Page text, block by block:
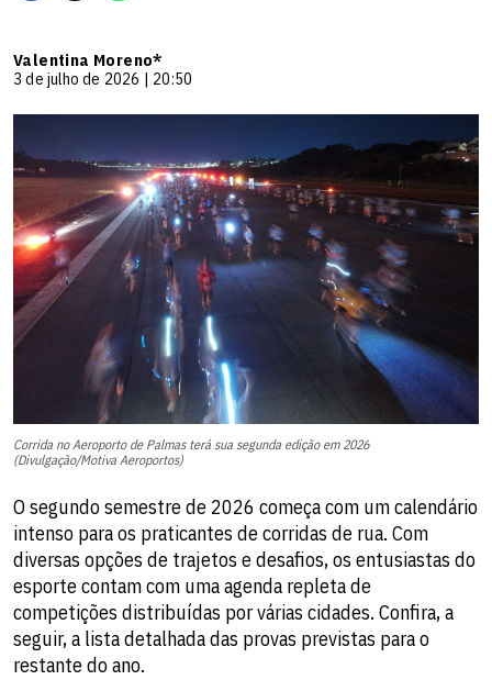
Valentina Moreno*
3 de julho de 2026 | 20:50
Corrida no Aeroporto de Palmas terá sua segunda edição em 2026
(Divulgação/Motiva Aeroportos)
O segundo semestre de 2026 começa com um calendário
intenso para os praticantes de corridas de rua. Com
diversas opções de trajetos e desafios, os entusiastas do
esporte contam com uma agenda repleta de
competições distribuídas por várias cidades. Confira, a
seguir, a lista detalhada das provas previstas para o
restante do ano.